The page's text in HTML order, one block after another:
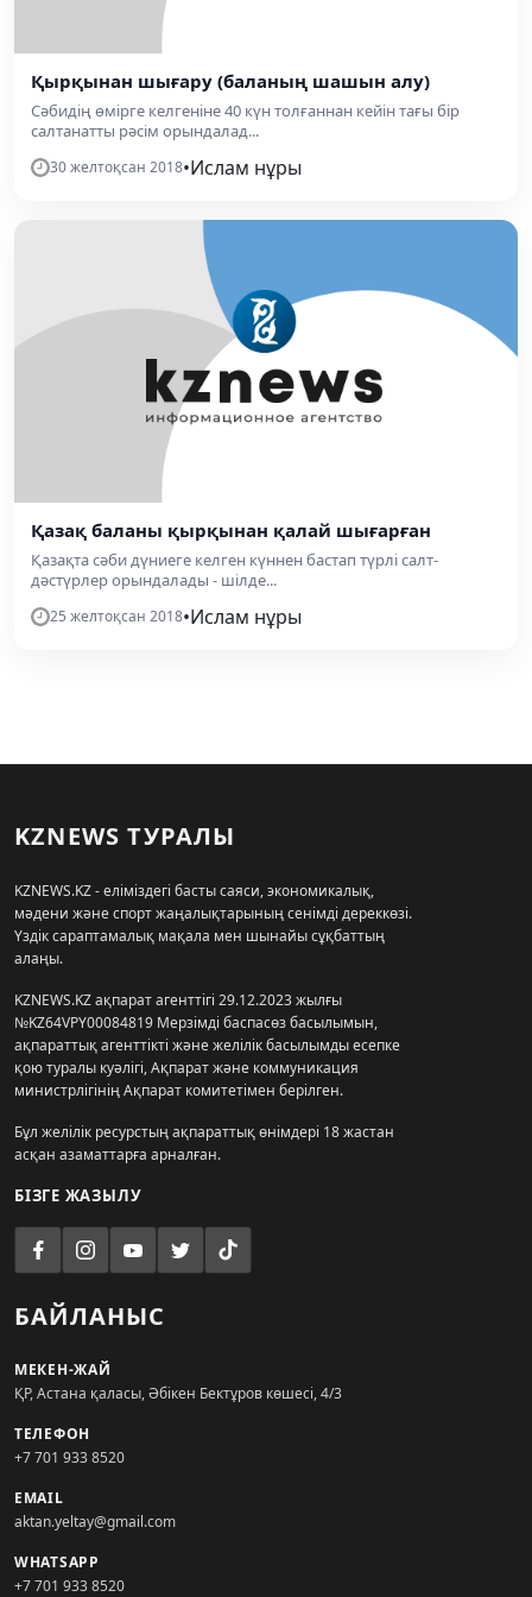
Қырқынан шығару (баланың шашын алу)
Сәбидің өмірге келгеніне 40 күн толғаннан кейін тағы бір
салтанатты рәсім орындалад...
30 желтоқсан 2018•Ислам нұры
Қазақ баланы қырқынан қалай шығарған
Қазақта сәби дүниеге келген күннен бастап түрлі салт-
дәстүрлер орындалады - шілде...
25 желтоқсан 2018•Ислам нұры
KZNEWS ТУРАЛЫ
KZNEWS.KZ - еліміздегі басты саяси, экономикалық,
мәдени және спорт жаңалықтарының сенімді дереккөзі.
Үздік сараптамалық мақала мен шынайы сұқбаттың
алаңы.
KZNEWS.KZ ақпарат агенттігі 29.12.2023 жылғы
№KZ64VPY00084819 Мерзімді баспасөз басылымын,
ақпараттық агенттікті және желілік басылымды есепке
қою туралы куәлігі, Ақпарат және коммуникация
министрлігінің Ақпарат комитетімен берілген.
Бұл желілік ресурстың ақпараттық өнімдері 18 жастан
асқан азаматтарға арналған.
БІЗГЕ ЖАЗЫЛУ
БАЙЛАНЫС
МЕКЕН-ЖАЙ
ҚР, Астана қаласы, Әбікен Бектұров көшесі, 4/3
ТЕЛЕФОН
+7 701 933 8520
EMAIL
aktan.yeltay@gmail.com
WHATSAPP
+7 701 933 8520